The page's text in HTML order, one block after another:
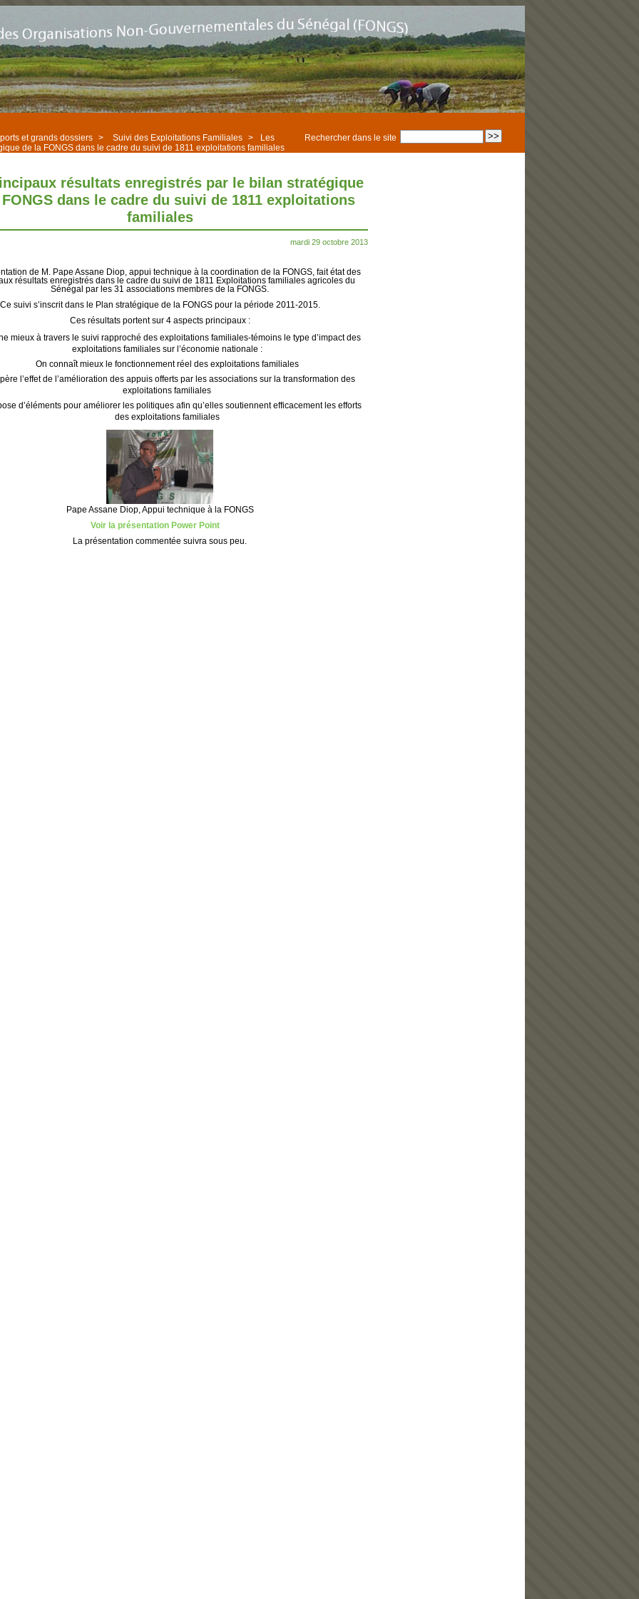
Rechercher dans le site
et grands dossiers > Suivi des Exploitations Familiales >
Les
de la FONGS dans le cadre du suivi de 1811 exploitations familiales
résultats enregistrés par le bilan stratégique
dans le cadre du suivi de 1811 exploitations
familiales
mardi 29 octobre 2013
de M. Pape Assane Diop, appui technique à la coordination de la FONGS, fait état des
résultats enregistrés dans le cadre du suivi de 1811 Exploitations familiales agricoles du
Sénégal par les 31 associations membres de la FONGS.
Ce suivi s’inscrit dans le Plan stratégique de la FONGS pour la période 2011-2015.
Ces résultats portent sur 4 aspects principaux :
mieux à travers le suivi rapproché des exploitations familiales-témoins le type d’impact des
exploitations familiales sur l’économie nationale :
On connaît mieux le fonctionnement réel des exploitations familiales
l’effet de l’amélioration des appuis offerts par les associations sur la transformation des
exploitations familiales
d’éléments pour améliorer les politiques afin qu’elles soutiennent efficacement les efforts
des exploitations familiales
Pape Assane Diop, Appui technique à la FONGS
Voir la présentation Power Point
La présentation commentée suivra sous peu.